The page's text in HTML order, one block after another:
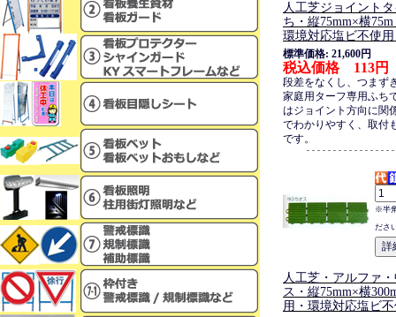
人工芝ジョイント
ち・縦75mm×横
環境対応塩ビ不使
標準価格: 21,600円
税込価格 113円
段差をなくし、つまず
家庭用ターフ専用ふち
はジョイント方向に関
でわかりやすく、取付
です。
※半
ださ
人工芝・アルファ
ス・縦75mm×横
用・環境対応塩ビ